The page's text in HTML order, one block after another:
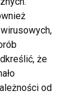
że
od